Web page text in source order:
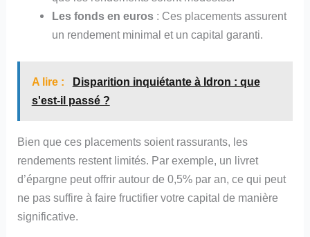
Les fonds en euros: Ces placements assurent
un rendement minimal et un capital garanti.
A lire :
Disparition inquiétante à Idron : que
s'est-il passé ?
Bien que ces placements soient rassurants, les
rendements restent limités. Par exemple, un livret
d’épargne peut offrir autour de 0,5% par an, ce qui peut
ne pas suffire à faire fructifier votre capital de manière
significative.